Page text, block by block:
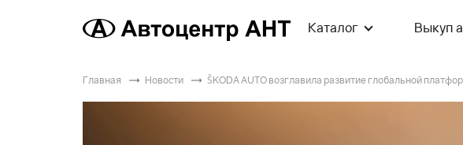
Каталог Выкуп
Главная Новости ŠKODА AUTO возглавила развитие глобальной